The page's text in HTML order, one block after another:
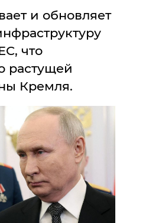
Здоровье
Помощь проекту
Стиль Диалога
Шоу-биз
Культура
Общество
Авторское
Мнение
и обновляет
что
растущей
Кремля.